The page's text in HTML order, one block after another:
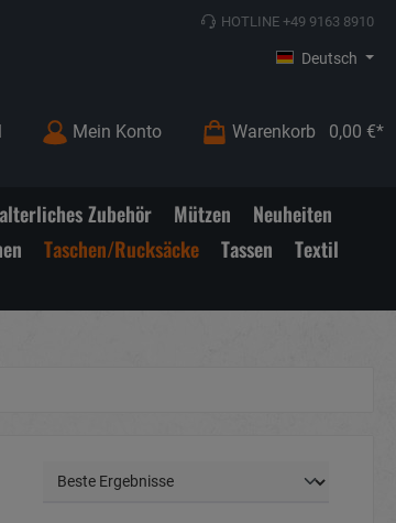
HOTLINE +49 9163 8910
Deutsch
Mein Konto Warenkorb 0,00 €*
Zubehör Mützen
Neuheiten
Taschen/Rucksäcke Tassen
Textil